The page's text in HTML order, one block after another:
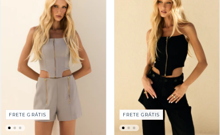
FRETE GRÁTIS FRETE GRÁTIS